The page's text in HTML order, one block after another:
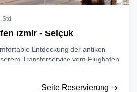
Std
Izmir - Selçuk
Entdeckung der antiken
Transferservice vom Flughafen
Seite Reservierung